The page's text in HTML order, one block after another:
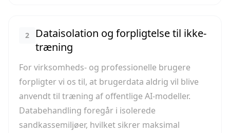
2
Dataisolation og forpligtelse til ikke-
træning
For virksomheds- og professionelle brugere
forpligter vi os til, at brugerdata aldrig vil blive
anvendt til træning af offentlige AI-modeller.
Databehandling foregår i isolerede
sandkassemiljøer, hvilket sikrer maksimal